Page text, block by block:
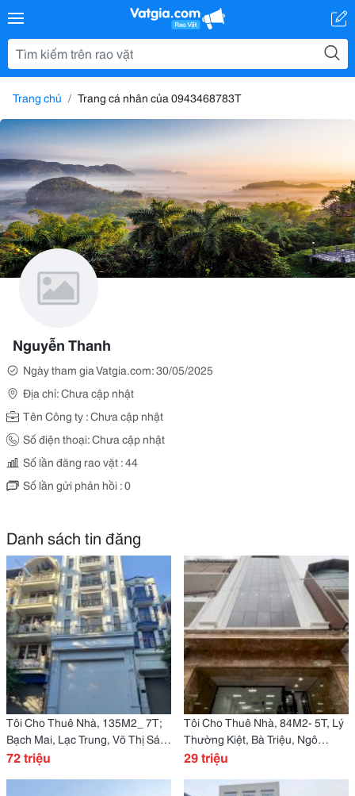
Trang chủ Trang cá nhân của 0943468783T
Nguyễn Thanh
Ngày tham gia Vatgia.com: 30/05/2025
Địa chỉ: Chưa cập nhật
Tên Công ty : Chưa cập nhật
Số điện thoại: Chưa cập nhật
Số lần đăng rao vặt : 44
Số lần gửi phản hồi : 0
Danh sách tin đăng
Tôi Cho Thuê Nhà, 135M2_ 7T;
Bạch Mai, Lạc Trung, Võ Thị Sáu
-72 Tr
72 triệu
Tôi Cho Thuê Nhà, 84M2- 5T, Lý
Thường Kiệt, Bà Triệu, Ngô
Quyền -29 Tr
29 triệu